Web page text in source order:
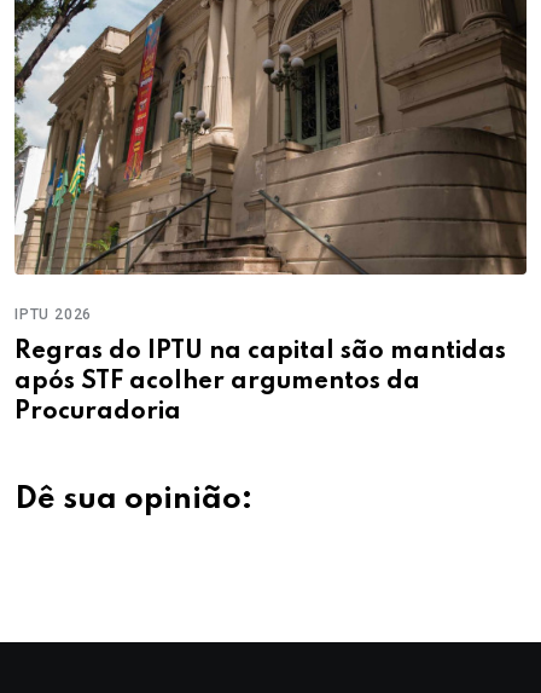
IPTU 2026
Regras do IPTU na capital são mantidas
após STF acolher argumentos da
Procuradoria
Dê sua opinião: